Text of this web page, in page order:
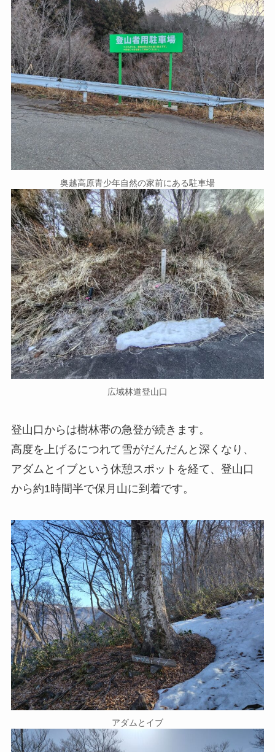
奥越高原青少年自然の家前にある駐車場
広域林道登山口
登山口からは樹林帯の急登が続きます。
高度を上げるにつれて雪がだんだんと深くなり、
アダムとイブという休憩スポットを経て、登山口
から約1時間半で保月山に到着です。
アダムとイブ